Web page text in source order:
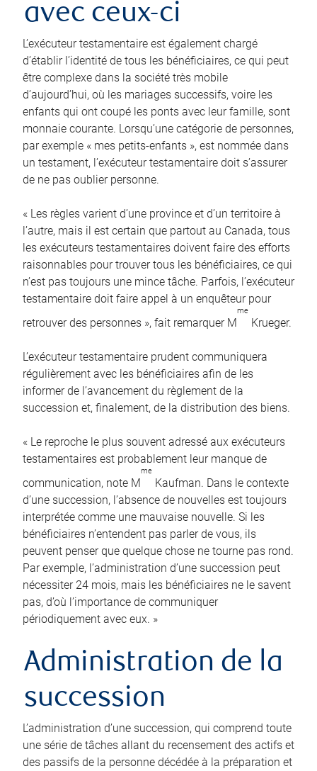
avec ceux-ci
L’exécuteur testamentaire est également chargé
d’établir l’identité de tous les bénéficiaires, ce qui peut
être complexe dans la société très mobile
d’aujourd’hui, où les mariages successifs, voire les
enfants qui ont coupé les ponts avec leur famille, sont
monnaie courante. Lorsqu’une catégorie de personnes,
par exemple « mes petits-enfants », est nommée dans
un testament, l’exécuteur testamentaire doit s’assurer
de ne pas oublier personne.
« Les règles varient d’une province et d’un territoire à
l’autre, mais il est certain que partout au Canada, tous
les exécuteurs testamentaires doivent faire des efforts
raisonnables pour trouver tous les bénéficiaires, ce qui
n’est pas toujours une mince tâche. Parfois, l’exécuteur
testamentaire doit faire appel à un enquêteur pour
retrouver des personnes », fait remarquer M
me
Krueger.
L’exécuteur testamentaire prudent communiquera
régulièrement avec les bénéficiaires afin de les
informer de l’avancement du règlement de la
succession et, finalement, de la distribution des biens.
« Le reproche le plus souvent adressé aux exécuteurs
testamentaires est probablement leur manque de
communication, note M
me
Kaufman. Dans le contexte
d’une succession, l’absence de nouvelles est toujours
interprétée comme une mauvaise nouvelle. Si les
bénéficiaires n’entendent pas parler de vous, ils
peuvent penser que quelque chose ne tourne pas rond.
Par exemple, l’administration d’une succession peut
nécessiter 24 mois, mais les bénéficiaires ne le savent
pas, d’où l’importance de communiquer
périodiquement avec eux. »
Administration de la
succession
L’administration d’une succession, qui comprend toute
une série de tâches allant du recensement des actifs et
des passifs de la personne décédée à la préparation et